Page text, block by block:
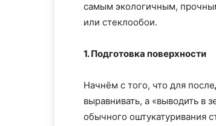
самым экологичным,
или стеклообои.
1. Подготовка поверхности
Начнём с того, что для
выравнивать, а «выводить в
обычного оштукатуривания